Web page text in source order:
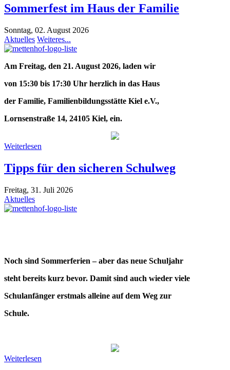
Sommerfest im Haus der Familie
Sonntag, 02. August 2026
Aktuelles Weiteres...
Am Freitag, den 21. August 2026, laden wir
von 15:30 bis 17:30 Uhr herzlich in das Haus
der Familie, Familienbildungsstätte Kiel e.V.,
Lornsenstraße 14, 24105 Kiel, ein.
Weiterlesen
Tipps für den sicheren Schulweg
Freitag, 31. Juli 2026
Aktuelles
Noch sind Sommerferien – aber das neue Schuljahr
steht bereits kurz bevor. Damit sind auch wieder viele
Schulanfänger erstmals alleine auf dem Weg zur
Schule.
Weiterlesen